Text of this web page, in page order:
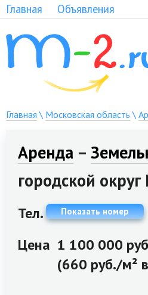
Главная Объявления
Главная \ Московская область \
Аренда –
городской округ
Тел. Показать номер
Цена 1 100 000
(660 руб./м²